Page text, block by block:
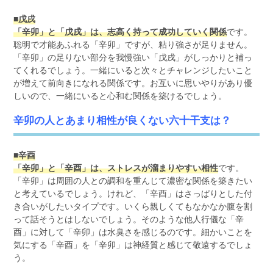
■戊戌
「辛卯」と「戊戌」は、志高く持って成功していく関係です。
聡明で才能あふれる「辛卯」ですが、粘り強さが足りません。
「辛卯」の足りない部分を我慢強い「戊戌」がしっかりと補っ
てくれるでしょう。一緒にいると次々とチャレンジしたいこと
が増えて前向きになれる関係です。お互いに思いやりがあり優
しいので、一緒にいると心和む関係を築けるでしょう。
辛卯の人とあまり相性が良くない六十干支は？
■辛酉
「辛卯」と「辛酉」は、ストレスが溜まりやすい相性です。
「辛卯」は周囲の人との調和を重んじて濃密な関係を築きたい
と考えているでしょう。けれど、「辛酉」はさっぱりとした付
き合いがしたいタイプです。いくら親しくてもなかなか腹を割
って話そうとはしないでしょう。そのような他人行儀な「辛
酉」に対して「辛卯」は水臭さを感じるのです。細かいことを
気にする「辛酉」を「辛卯」は神経質と感じて敬遠するでしょ
う。